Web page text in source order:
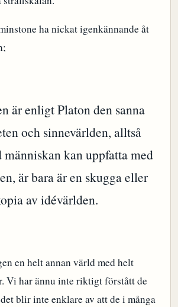
ha nickat igenkännande åt
är enligt Platon den sanna
och sinnevärlden, alltså
människan kan uppfatta med
är bara är en skugga eller
av idévärlden.
en helt annan värld med helt
Vi har ännu inte riktigt förstått de
blir inte enklare av att de i många